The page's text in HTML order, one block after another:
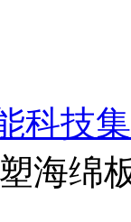
科技
海绵